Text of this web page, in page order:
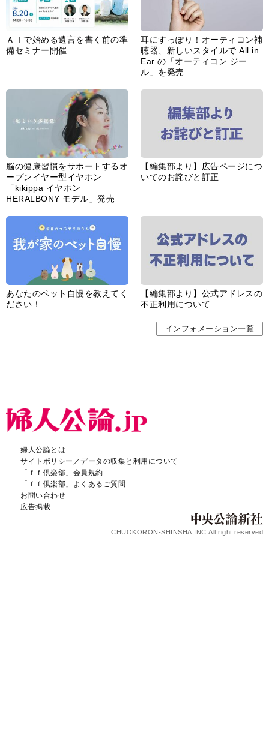
ＡＩで始める遺言を書く前の準
備セミナー開催
耳にすっぽり！オーティコン補
聴器、新しいスタイルで All in
Ear の「オーティコン ジー
ル」を発売
脳の健康習慣をサポートするオ
ープンイヤー型イヤホン
「kikippa イヤホン
HERALBONY モデル」発売
【編集部より】広告ページにつ
いてのお詫びと訂正
あなたのペット自慢を教えてく
ださい！
【編集部より】公式アドレスの
不正利用について
インフォメーション一覧
婦人公論とは
サイトポリシー／データの収集と利用について
「ｆｆ倶楽部」会員規約
「ｆｆ倶楽部」よくあるご質問
お問い合わせ
広告掲載
CHUOKORON-SHINSHA,INC.All right reserved